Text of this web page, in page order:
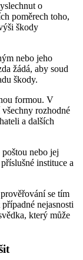
o
poměrech toho,
škody
nebo jeho
žádá, aby soud
škody.
formou. V
rozhodné
a dalších
nebo jej
instituce a
se tím
nejasnosti
který může